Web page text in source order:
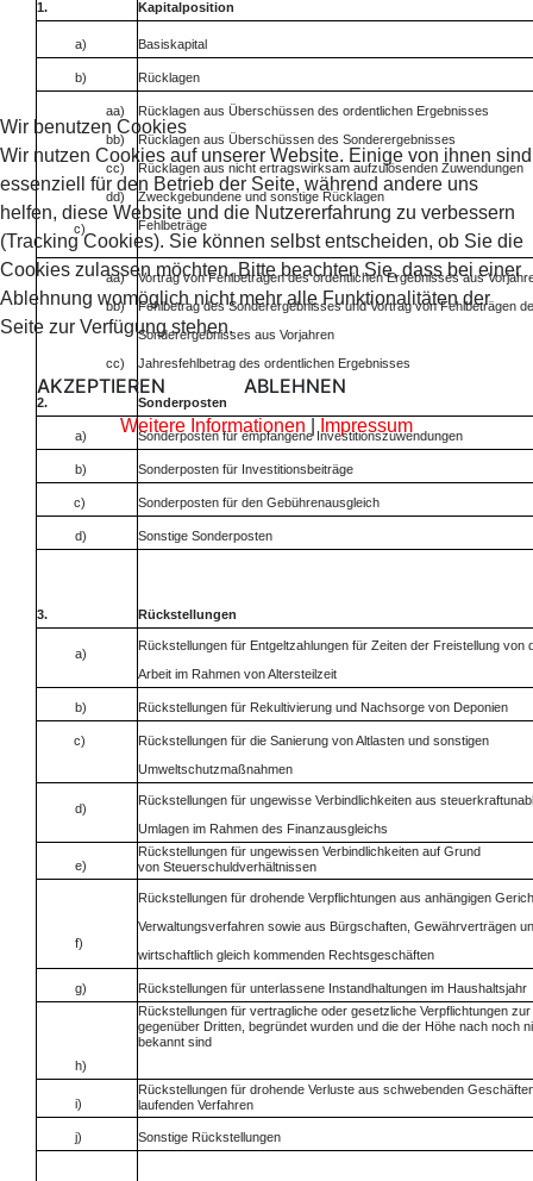
1. Kapitalposition
a) Basiskapital
b) Rücklagen
aa)
bb)
cc)
dd)
Rücklagen aus Überschüssen des ordentlichen Ergebnisses
Rücklagen aus Überschüssen des Sonderergebnisses
Rücklagen aus nicht ertragswirksam aufzulösenden Zuwendungen
Zweckgebundene und sonstige Rücklagen
c) Fehlbeträge
aa)
bb)
cc)
Vortrag von Fehlbeträgen des ordentlichen Ergebnisses aus
Fehlbetrag des Sonderergebnisses und Vortrag von Fehlbeträgen
Sonderergebnisses aus Vorjahren
Jahresfehlbetrag des ordentlichen Ergebnisses
2. Sonderposten
a) Sonderposten für empfangene Investitionszuwendungen
b) Sonderposten für Investitionsbeiträge
c) Sonderposten für den Gebührenausgleich
d) Sonstige Sonderposten
3. Rückstellungen
a)
Rückstellungen für Entgeltzahlungen für Zeiten der Freistellung von
Arbeit im Rahmen von Altersteilzeit
b) Rückstellungen für Rekultivierung und Nachsorge von Deponien
c)
Rückstellungen für die Sanierung von Altlasten und sonstigen
Umweltschutzmaßnahmen
d)
Rückstellungen für ungewisse Verbindlichkeiten aus
Umlagen im Rahmen des Finanzausgleichs
e)
Rückstellungen für ungewissen Verbindlichkeiten auf Grund
von Steuerschuldverhältnissen
f)
Rückstellungen für drohende Verpflichtungen aus anhängigen
Verwaltungsverfahren sowie aus Bürgschaften, Gewährverträgen
wirtschaftlich gleich kommenden Rechtsgeschäften
g) Rückstellungen für unterlassene Instandhaltungen im Haushaltsjahr
h)
Rückstellungen für vertragliche oder gesetzliche Verpflichtungen
gegenüber Dritten, begründet wurden und die der Höhe nach noch
bekannt sind
i)
Rückstellungen für drohende Verluste aus schwebenden
laufenden Verfahren
j) Sonstige Rückstellungen
Wir benutzen Cookies
Wir nutzen Cookies auf unserer Website. Einige von ihnen sind
essenziell für den Betrieb der Seite, während andere uns
helfen, diese Website und die Nutzererfahrung zu verbessern
(Tracking Cookies). Sie können selbst entscheiden, ob Sie die
Cookies zulassen möchten. Bitte beachten Sie, dass bei einer
Ablehnung womöglich nicht mehr alle Funktionalitäten der
Seite zur Verfügung stehen.
AKZEPTIEREN ABLEHNEN
Weitere Informationen Impressum